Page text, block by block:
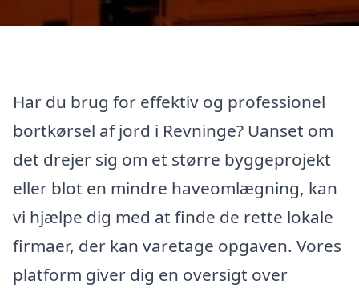
Har du brug for effektiv og professionel
bortkørsel af jord i Revninge? Uanset om
det drejer sig om et større byggeprojekt
eller blot en mindre haveomlægning, kan
vi hjælpe dig med at finde de rette lokale
firmaer, der kan varetage opgaven. Vores
platform giver dig en oversigt over